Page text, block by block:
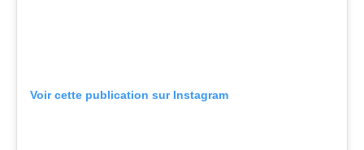
Voir cette publication sur Instagram